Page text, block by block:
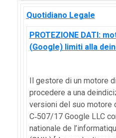
Quotidiano Legale
PROTEZIONE DATI:
(Google) limiti alla
Il gestore di un motore
procedere a una
versioni del suo motore
C‑507/17 Google LLC
nationale de